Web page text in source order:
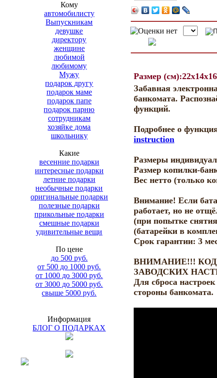
Кому
автомобилисту
Выпускникам
девушке
директору
женщине
любимой
любимому
Мужу
подарок другу
подарок маме
подарок папе
подарок парню
сотрудникам
хозяйке дома
школьнику
Какие
весенние подарки
интересные подарки
летние подарки
необычные подарки
оригинальные подарки
полезные подарки
прикольные подарки
смешные подарки
удивительные вещи
По цене
до 500 руб.
от 500 до 1000 руб.
от 1000 до 3000 руб.
от 3000 до 5000 руб.
свыше 5000 руб.
Информация
БЛОГ О ПОДАРКАХ
Размер
Забавная
банкомата.
функций.
Подробнее о
instruction
Размеры
Размер копилки-
Вес нетто (только
Внимание! Если
работает, но не
(при попытке
(батарейки в
Срок гарантии: 3
ВНИМАНИЕ!!!
ЗАВОДСКИХ
Для сброса
стороны банкомата.